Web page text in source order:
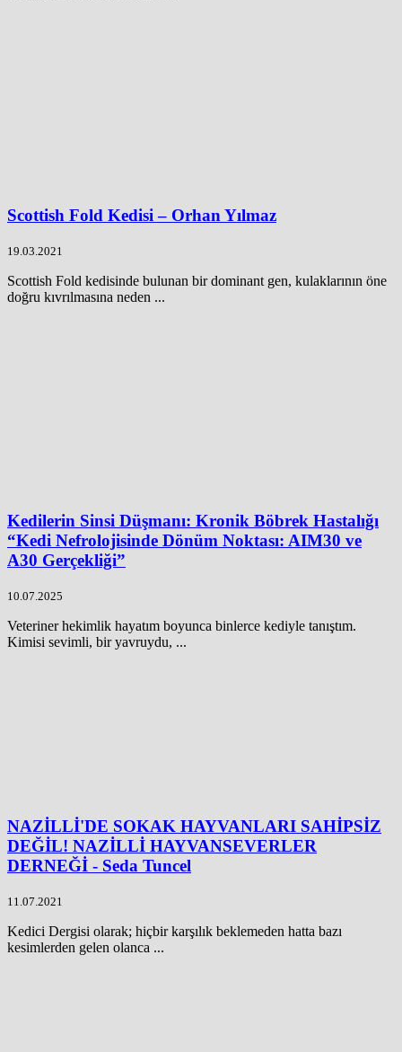
Scottish Fold Kedisi – Orhan Yılmaz
19.03.2021
Scottish Fold kedisinde bulunan bir dominant gen, kulaklarının öne
doğru kıvrılmasına neden ...
Kedilerin Sinsi Düşmanı: Kronik Böbrek Hastalığı
“Kedi Nefrolojisinde Dönüm Noktası: AIM30 ve
A30 Gerçekliği”
10.07.2025
Veteriner hekimlik hayatım boyunca binlerce kediyle tanıştım.
Kimisi sevimli, bir yavruydu, ...
NAZİLLİ'DE SOKAK HAYVANLARI SAHİPSİZ
DEĞİL! NAZİLLİ HAYVANSEVERLER
DERNEĞİ - Seda Tuncel
11.07.2021
Kedici Dergisi olarak; hiçbir karşılık beklemeden hatta bazı
kesimlerden gelen olanca ...